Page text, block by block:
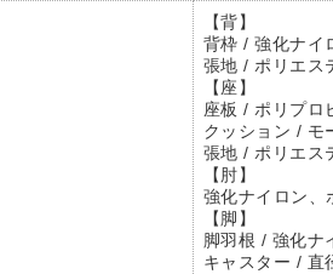
【背】
背枠 / 強化ナイ
張地 / ポリエス
【座】
座板 / ポリプロ
クッション / モ
張地 / ポリエス
【肘】
強化ナイロン、
【脚】
脚羽根 / 強化ナ
キャスター / 直